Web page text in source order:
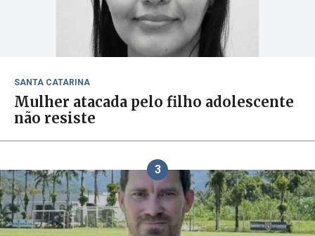
SANTA CATARINA
Mulher atacada pelo filho adolescente
não resiste
3